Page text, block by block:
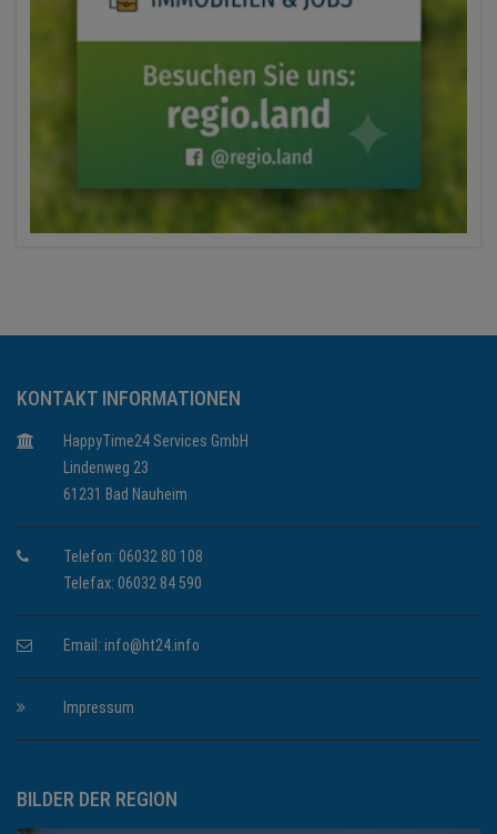
KONTAKT INFORMATIONEN
HappyTime24 Services GmbH
Lindenweg 23
61231 Bad Nauheim
Telefon: 06032 80 108
Telefax: 06032 84 590
Email: info@ht24.info
Impressum
BILDER DER REGION